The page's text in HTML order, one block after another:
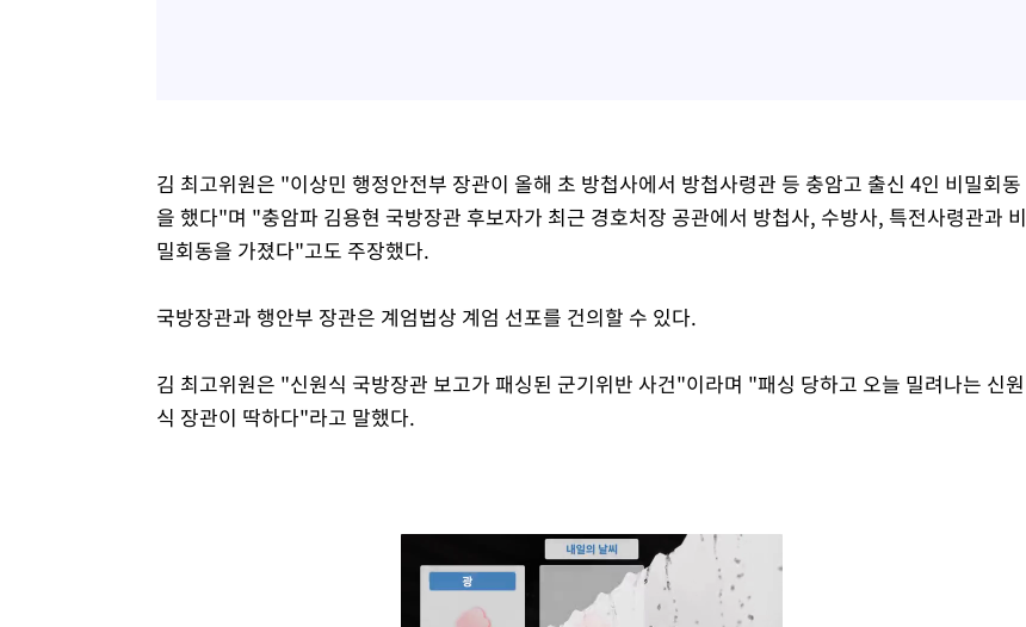
김 최고위원은 "이상민 행정안전부 장관이 올해 초 방첩사에서 방첩사령관 등 충암고 출신 4인 비밀회동
을 했다"며 "충암파 김용현 국방장관 후보자가 최근 경호처장 공관에서 방첩사, 수방사, 특전사령관과 비
밀회동을 가졌다"고도 주장했다.
국방장관과 행안부 장관은 계엄법상 계엄 선포를 건의할 수 있다.
김 최고위원은 "신원식 국방장관 보고가 패싱된 군기위반 사건"이라며 "패싱 당하고 오늘 밀려나는 신원
식 장관이 딱하다"라고 말했다.